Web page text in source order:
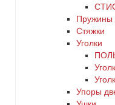
Пружины
Стяжки
Уголки
Упоры